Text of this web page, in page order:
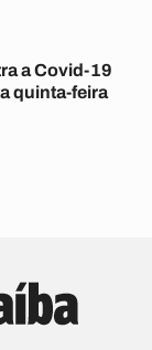
a Covid-19
quinta-feira